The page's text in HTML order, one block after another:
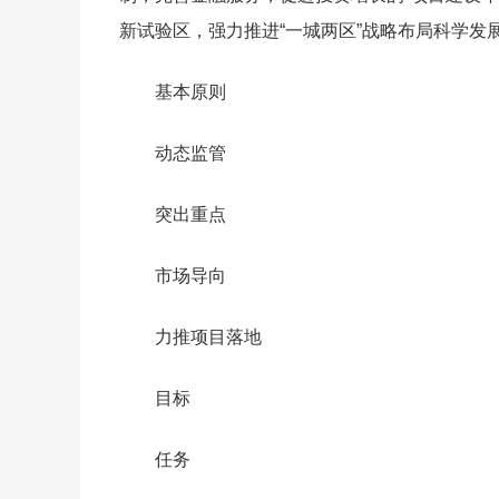
新试验区，强力推进“一城两区”战略布局科学发
基本原则
动态监管
突出重点
市场导向
力推项目落地
目标
任务